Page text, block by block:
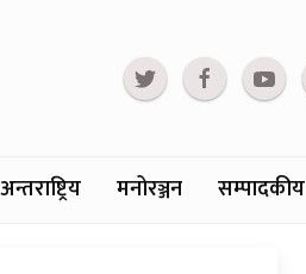
अन्तराष्ट्रिय मनोरञ्जन सम्पादकीय